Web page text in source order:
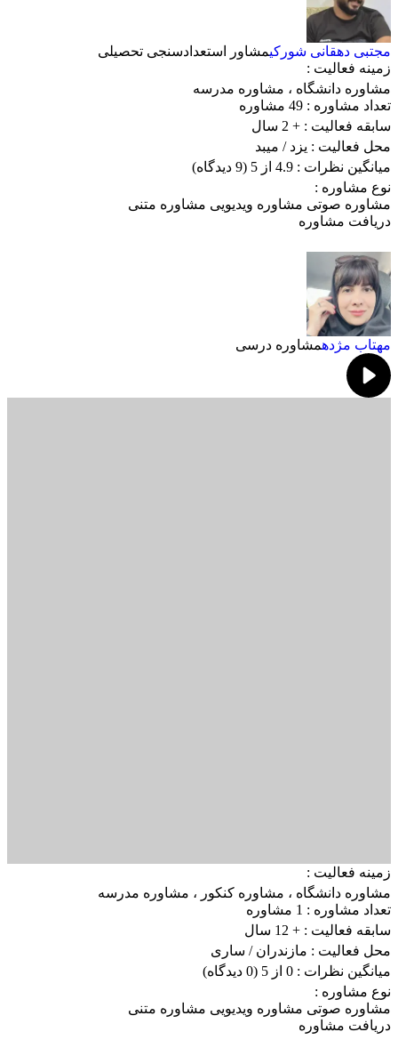
مجتبی دهقانی شورکیمشاور استعدادسنجی تحصیلی
زمینه فعالیت :
مشاوره دانشگاه ، مشاوره مدرسه
تعداد مشاوره : 49 مشاوره
سابقه فعالیت : + 2 سال
محل فعالیت : یزد/ میبد
میانگین نظرات : 4.9 از 5
(9 دیدگاه)
نوع مشاوره :
مشاوره صوتی مشاوره ویدیویی مشاوره متنی
دریافت مشاوره
مهتاب مژدهمشاوره درسی
زمینه فعالیت :
مشاوره دانشگاه ، مشاوره کنکور ، مشاوره مدرسه
تعداد مشاوره : 1 مشاوره
سابقه فعالیت : + 12 سال
محل فعالیت : مازندران/ ساری
میانگین نظرات : 0 از 5
(0 دیدگاه)
نوع مشاوره :
مشاوره صوتی مشاوره ویدیویی مشاوره متنی
دریافت مشاوره